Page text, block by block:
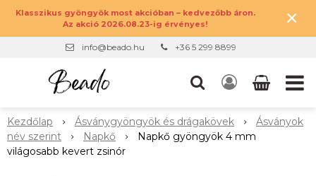
Klasszikus gyöngyök most akcióban – kedvezőbb áron.
Az akció 2026.08.23-ig érvényes!
×
info@beado.hu +36 5 299 8899
Kezdőlap Ásványgyöngyök és drágakövek
Ásványok
név szerint
Napkő
Napkő gyöngyök 4 mm
világosabb kevert zsinór